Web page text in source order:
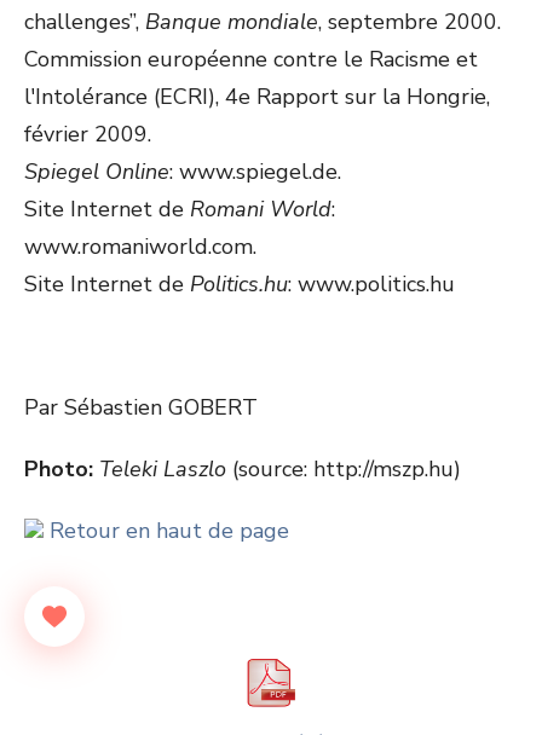
challenges”, Banque mondiale, septembre 2000.
Commission européenne contre le Racisme et
l'Intolérance (ECRI), 4e Rapport sur la Hongrie,
février 2009.
Spiegel Online: www.spiegel.de.
Site Internet de Romani World:
www.romaniworld.com.
Site Internet de Politics.hu: www.politics.hu
Par Sébastien GOBERT
Photo: Teleki Laszlo (source: http://mszp.hu)
Retour en haut de page